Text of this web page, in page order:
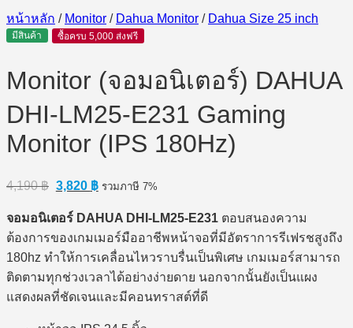
หน้าหลัก / Monitor / Dahua Monitor / Dahua Size 25 inch
มีสินค้า ซื้อครบ 5,000 ส่งฟรี
Monitor (จอมอนิเตอร์) DAHUA
DHI-LM25-E231 Gaming
Monitor (IPS 180Hz)
4,190฿ Original
price
was:
3,820 ฿Current
price
is:
3,820 ฿.
รวมภาษี 7%
จอมอนิเตอร์ DAHUA DHI-LM25-E231 ตอบสนองความ
ต้องการของเกมเมอร์มืออาชีพหน้าจอที่มีอัตราการรีเฟรชสูงถึง
180hz ทำให้การเคลื่อนไหวราบรื่นเป็นพิเศษ เกมเมอร์สามารถ
ติดตามทุกช่วงเวลาได้อย่างง่ายดาย นอกจากนั้นยังเป็นแผง
แสดงผลที่ชัดเจนและมีคอนทราสต์ที่ดี